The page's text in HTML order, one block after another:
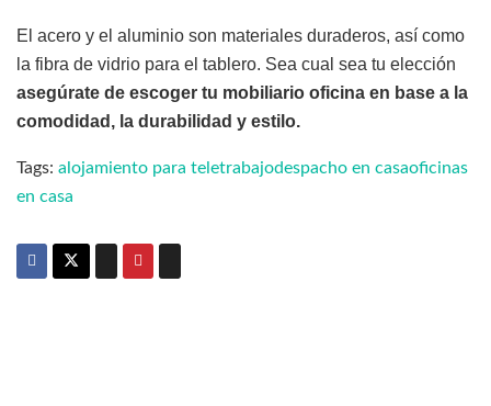
El acero y el aluminio son materiales duraderos, así como
la fibra de vidrio para el tablero. Sea cual sea tu elección
asegúrate de escoger tu mobiliario oficina en base a la
comodidad, la durabilidad y estilo.
Tags: alojamiento para teletrabajodespacho en casaoficinas
en casa